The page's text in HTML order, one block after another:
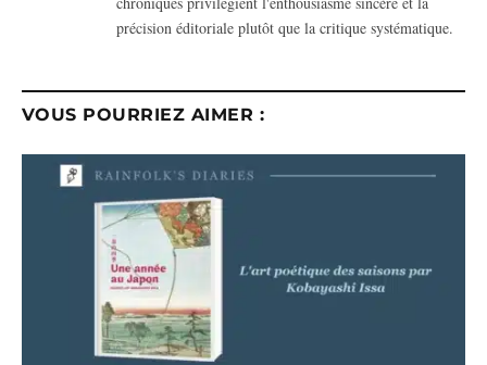
précision éditoriale plutôt que la critique systématique.
VOUS POURRIEZ AIMER :